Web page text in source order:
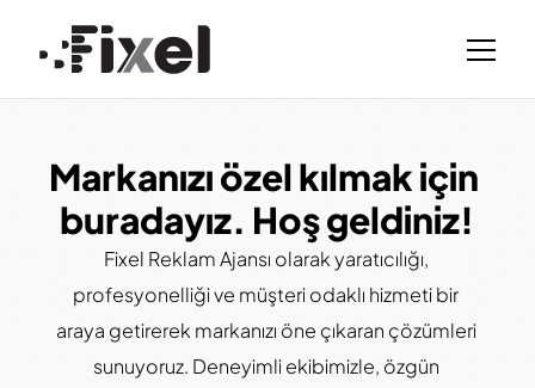
Markanızı özel kılmak için
buradayız. Hoş geldiniz!
Fixel Reklam Ajansı olarak yaratıcılığı,
profesyonelliği ve müşteri odaklı hizmeti bir
araya getirerek markanızı öne çıkaran çözümleri
sunuyoruz. Deneyimli ekibimizle, özgün